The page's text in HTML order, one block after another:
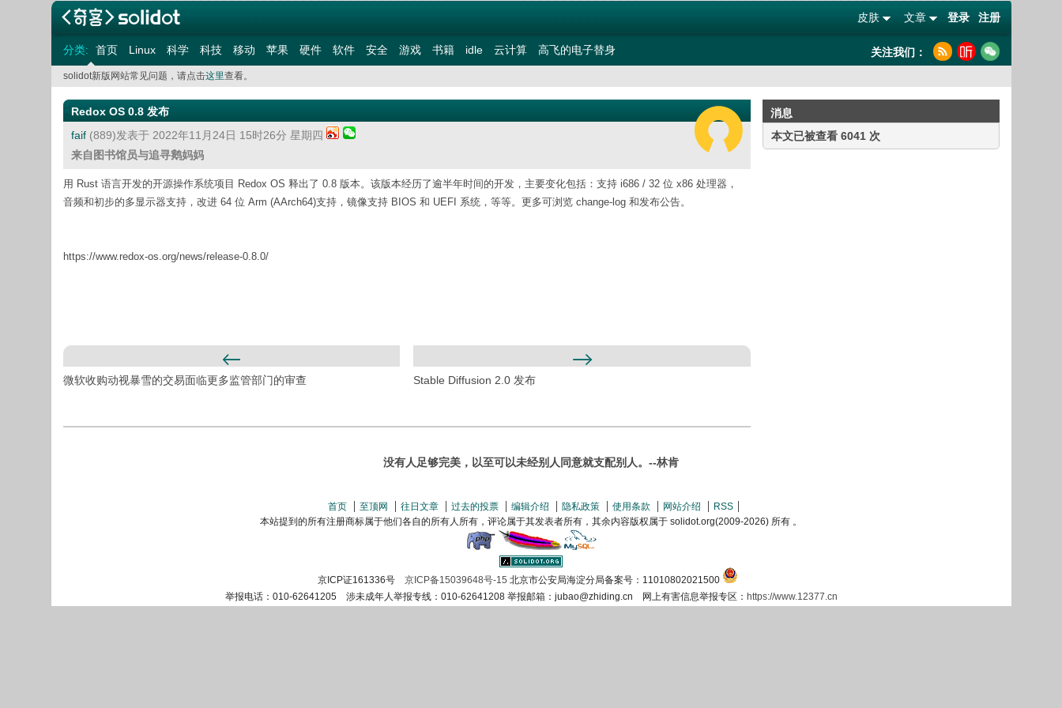
登录 注册
文章
皮肤
分类: 首页 Linux 科学 科技 移动 苹果 硬件 软件 安全 游戏 书籍 idle 云计算 高飞的电子替身 关注我们：
solidot新版网站常见问题，请点击这里查看。
消息
本文已被查看 6041 次
Redox OS 0.8 发布
faif(889)发表于 2022年11月24日 15时26分 星期四
来自图书馆员与追寻鹅妈妈
用 Rust 语言开发的开源操作系统项目 Redox OS 释出了 0.8 版本。该版本经历了逾半年时间的开发，主要变化包括：支持 i686 / 32 位 x86 处理器，
音频和初步的多显示器支持，改进 64 位 Arm (AArch64)支持，镜像支持 BIOS 和 UEFI 系统，等等。更多可浏览 change-log 和发布公告。
https://www.redox-os.org/news/release-0.8.0/
微软收购动视暴雪的交易面临更多监管部门的审查 Stable Diffusion 2.0 发布
没有人足够完美，以至可以未经别人同意就支配别人。--林肯
首页 至顶网 往日文章 过去的投票 编辑介绍 隐私政策 使用条款 网站介绍
RSS
本站提到的所有注册商标属于他们各自的所有人所有，评论属于其发表者所有，其余内容版权属于 solidot.org(2009-2026) 所有 。
京ICP证161336号 京ICP备15039648号-15 北京市公安局海淀分局备案号：11010802021500
举报电话：010-62641205 涉未成年人举报专线：010-62641208 举报邮箱：jubao@zhiding.cn 网上有害信息举报专区： https://www.12377.cn